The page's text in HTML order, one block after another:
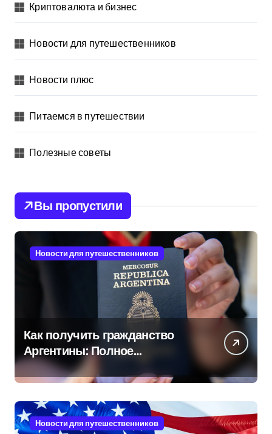
Криптовалюта и бизнес
Новости для путешественников
Новости плюс
Питаемся в путешествии
Полезные советы
Вы пропустили
Новости для путешественников
Как получить гражданство
Аргентины: Полное
руководство
Новости для путешественников